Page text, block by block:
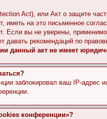
Act), или Акт о защите
иметь на это письменное
Если вы не уверены,
давать рекомендаций по
данный акт не имеет
заблокировал ваш IP-адрес
конференции»?